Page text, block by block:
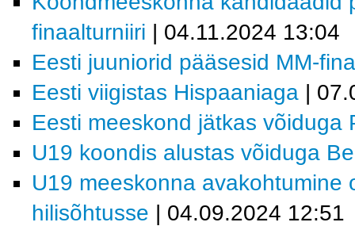
finaalturniiri | 04.11.2024 13:04
Eesti juuniorid pääsesid MM-
Eesti viigistas Hispaaniaga |
Eesti meeskond jätkas võiduga
U19 koondis alustas võiduga
U19 meeskonna
hilisõhtusse | 04.09.2024 12:51